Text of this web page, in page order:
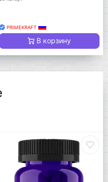
PRIMEKRAFT
В корзину